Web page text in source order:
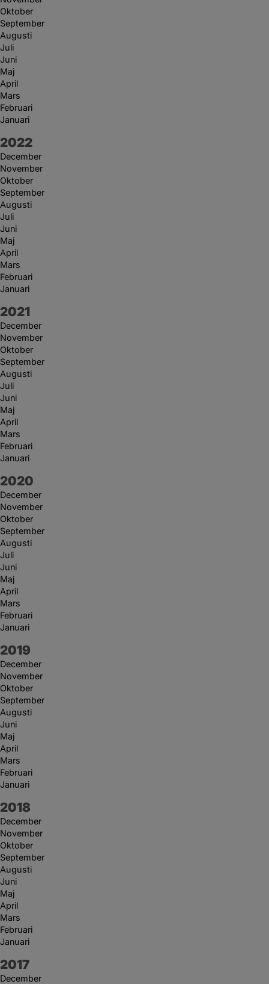
Oktober
September
Augusti
Juli
Juni
Maj
April
Mars
Februari
Januari
År:
2022
December
November
Oktober
September
Augusti
Juli
Juni
Maj
April
Mars
Februari
Januari
År:
2021
December
November
Oktober
September
Augusti
Juli
Juni
Maj
April
Mars
Februari
Januari
År:
2020
December
November
Oktober
September
Augusti
Juli
Juni
Maj
April
Mars
Februari
Januari
År:
2019
December
November
Oktober
September
Augusti
Juni
Maj
April
Mars
Februari
Januari
År:
2018
December
November
Oktober
September
Augusti
Juni
Maj
April
Mars
Februari
Januari
År:
2017
December